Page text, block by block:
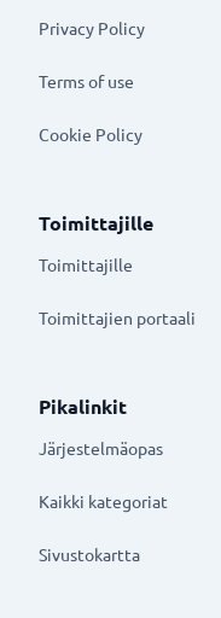
Privacy Policy
Terms of use
Cookie Policy
Toimittajille
Toimittajille
Toimittajien portaali
Pikalinkit
Järjestelmäopas
Kaikki kategoriat
Sivustokartta